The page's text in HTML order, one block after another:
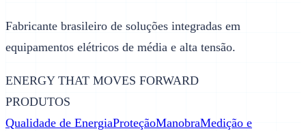
Fabricante brasileiro de soluções integradas em
equipamentos elétricos de média e alta tensão.
ENERGY THAT MOVES FORWARD
PRODUTOS
Qualidade de EnergiaProteçãoManobraMedição e